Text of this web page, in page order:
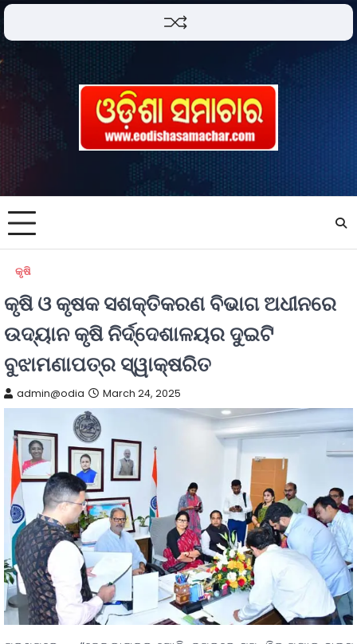
କୃଷି
କୃଷି ଓ କୃଷକ ସଶକ୍ତିକରଣ ବିଭାଗ ଅଧୀନରେ
ଉଦ୍ୟାନ କୃଷି ନିର୍ଦ୍ଦେଶାଳୟର ଦୁଇଟି
ବୁଝାମଣାପତ୍ର ସ୍ୱାକ୍ଷରିତ
admin@odia March 24, 2025